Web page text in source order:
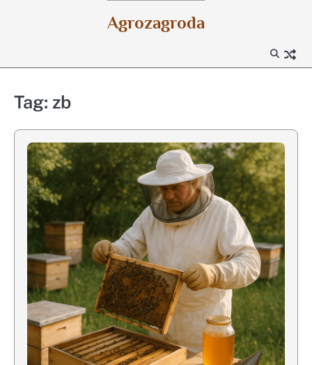
Agrozagroda
Tag: zb